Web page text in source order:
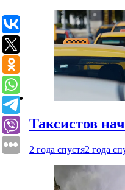
Таксистов
2 года спустя2 года